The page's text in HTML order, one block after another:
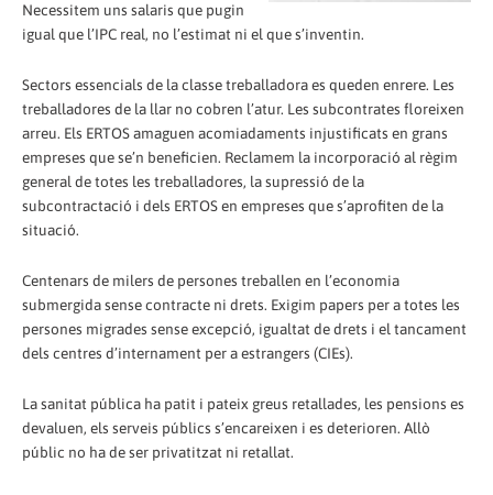
Necessitem uns salaris que pugin
igual que l’IPC real, no l’estimat ni el que s’inventin.
Sectors essencials de la classe treballadora es queden enrere. Les
treballadores de la llar no cobren l’atur. Les subcontrates floreixen
arreu. Els ERTOS amaguen acomiadaments injustificats en grans
empreses que se’n beneficien. Reclamem la incorporació al règim
general de totes les treballadores, la supressió de la
subcontractació i dels ERTOS en empreses que s’aprofiten de la
situació.
Centenars de milers de persones treballen en l’economia
submergida sense contracte ni drets. Exigim papers per a totes les
persones migrades sense excepció, igualtat de drets i el tancament
dels centres d’internament per a estrangers (CIEs).
La sanitat pública ha patit i pateix greus retallades, les pensions es
devaluen, els serveis públics s’encareixen i es deterioren. Allò
públic no ha de ser privatitzat ni retallat.